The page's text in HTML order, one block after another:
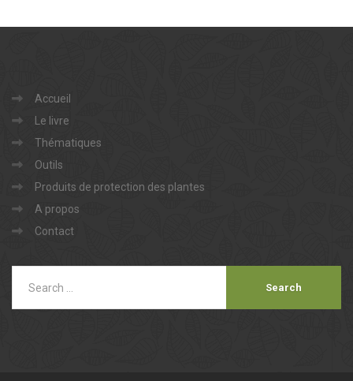
Accueil
Le livre
Thématiques
Outils
Produits de protection des plantes
A propos
Contact